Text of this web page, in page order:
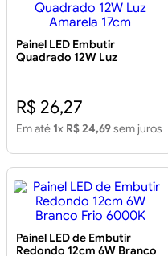
Painel LED Embutir
Quadrado 12W Luz
R$ 26,27
Em até 1x R$ 24,69sem juros
Painel LED de Embutir
Redondo 12cm 6W Branco